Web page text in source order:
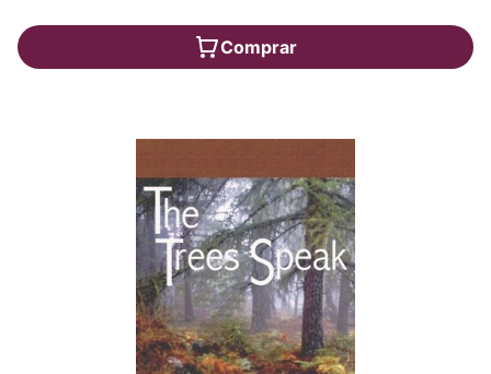
Comprar